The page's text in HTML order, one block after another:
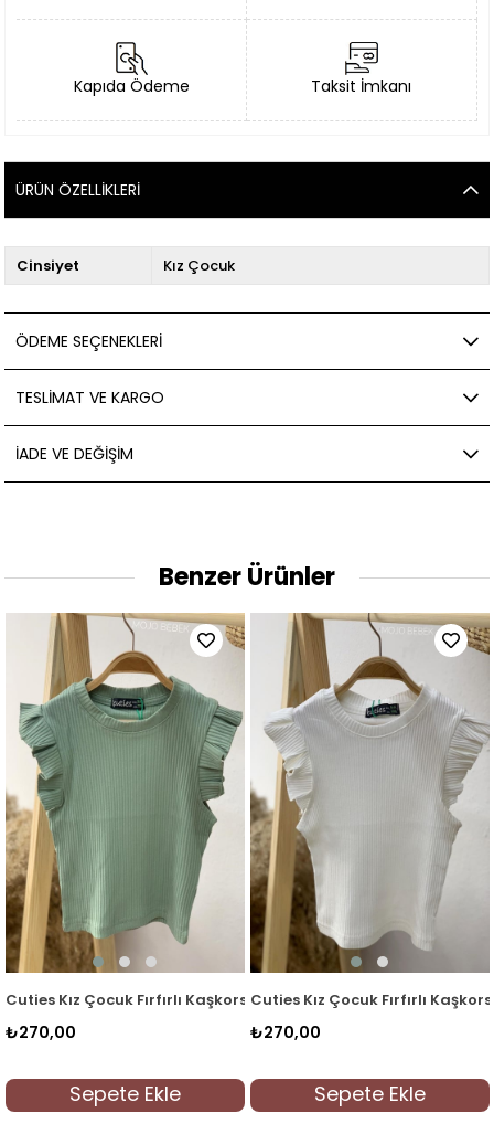
Kapıda Ödeme Taksit İmkanı
ÜRÜN ÖZELLIKLERI
Cinsiyet Kız Çocuk
ÖDEME SEÇENEKLERI
TESLIMAT VE KARGO
İADE VE DEĞIŞIM
Benzer Ürünler
Kaşkorse Kol Detaylı Bluz 3292 Mint
Cuties Kız Çocuk Fırfırlı Kaşkorse Kol Detaylı Bluz
Sepete Ekle
Cuties Kız Çocuk
Sepete